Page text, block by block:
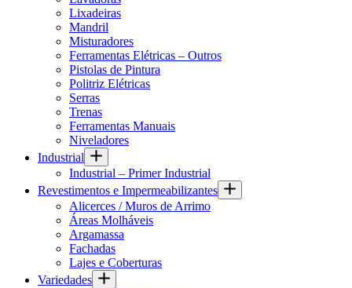
Lixadeiras
Mandril
Misturadores
Ferramentas Elétricas – Outros
Pistolas de Pintura
Politriz Elétricas
Serras
Trenas
Ferramentas Manuais
Niveladores
Industrial
Industrial – Primer Industrial
Revestimentos e Impermeabilizantes
Alicerces / Muros de Arrimo
Áreas Molháveis
Argamassa
Fachadas
Lajes e Coberturas
Variedades